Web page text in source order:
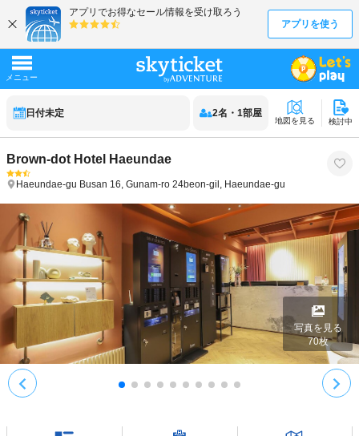
日付未定 2名 ・ 1部屋
地図を見る 検討中
Brown-dot Hotel Haeundae
Haeundae-gu Busan 16, Gunam-ro 24beon-gil, Haeundae-gu
写真を見る
70枚